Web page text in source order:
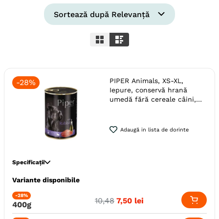
hrana uscata câini
10. recompense caini
Sortează după Relevanță
-28%
PIPER Animals, XS-XL,
Iepure, conservă hrană
umedă fără cereale câini,
Adaugă in lista de dorinte
Specificații
Specie
Talie
Mica (S)
Mare (L)
Medie (M)
Varsta
Variante disponibile
-28%
400g 10,48 7,50 lei